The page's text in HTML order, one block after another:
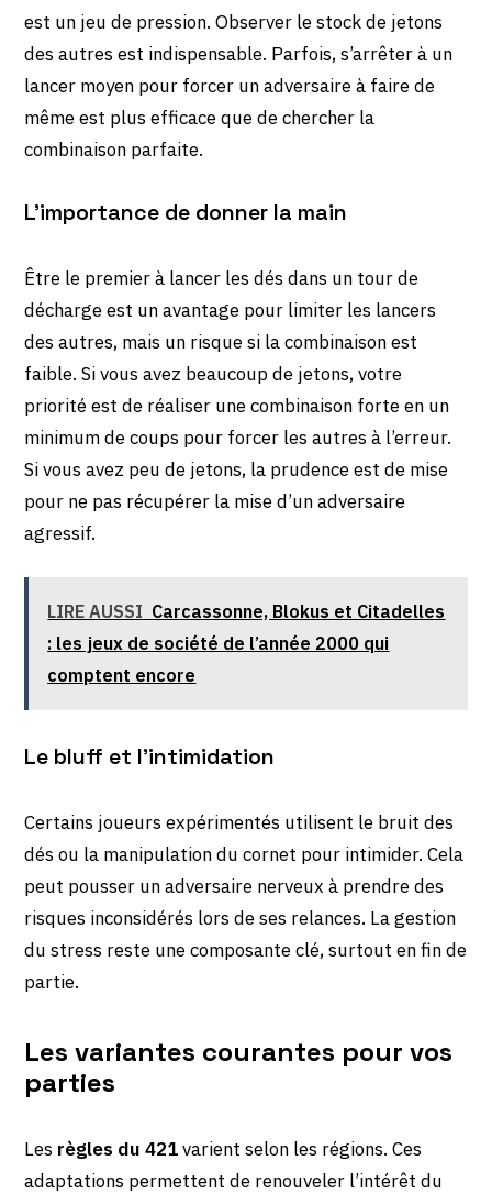
est un jeu de pression. Observer le stock de jetons
des autres est indispensable. Parfois, s’arrêter à un
lancer moyen pour forcer un adversaire à faire de
même est plus efficace que de chercher la
combinaison parfaite.
L’importance de donner la main
Être le premier à lancer les dés dans un tour de
décharge est un avantage pour limiter les lancers
des autres, mais un risque si la combinaison est
faible. Si vous avez beaucoup de jetons, votre
priorité est de réaliser une combinaison forte en un
minimum de coups pour forcer les autres à l’erreur.
Si vous avez peu de jetons, la prudence est de mise
pour ne pas récupérer la mise d’un adversaire
agressif.
LIRE AUSSI Carcassonne, Blokus et Citadelles
: les jeux de société de l’année 2000 qui
comptent encore
Le bluff et l’intimidation
Certains joueurs expérimentés utilisent le bruit des
dés ou la manipulation du cornet pour intimider. Cela
peut pousser un adversaire nerveux à prendre des
risques inconsidérés lors de ses relances. La gestion
du stress reste une composante clé, surtout en fin de
partie.
Les variantes courantes pour vos
parties
Les règles du 421varient selon les régions. Ces
adaptations permettent de renouveler l’intérêt du